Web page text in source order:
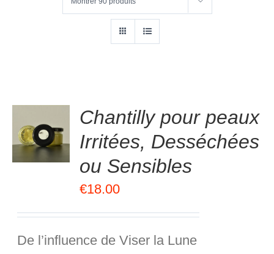
Chantilly pour peaux
Irritées, Desséchées
ou Sensibles
€18.00
De l’influence de Viser la Lune